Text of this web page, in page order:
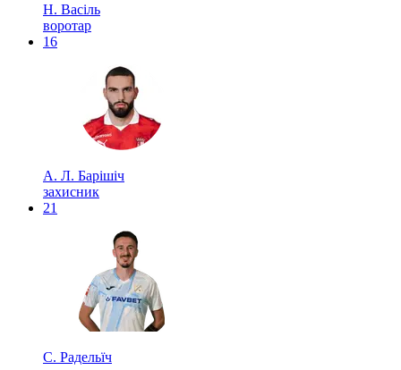
Н. Васіль
воротар
16
А. Л. Барішіч
захисник
21
С. Радельїч